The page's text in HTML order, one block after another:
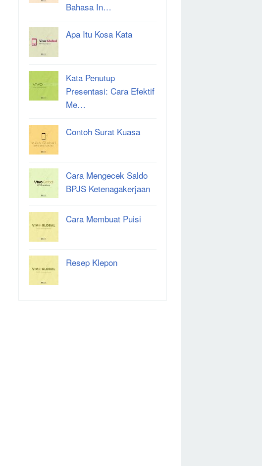
Bahasa In…
Apa Itu Kosa Kata
Kata Penutup
Presentasi: Cara Efektif
Me…
Contoh Surat Kuasa
Cara Mengecek Saldo
BPJS Ketenagakerjaan
Cara Membuat Puisi
Resep Klepon